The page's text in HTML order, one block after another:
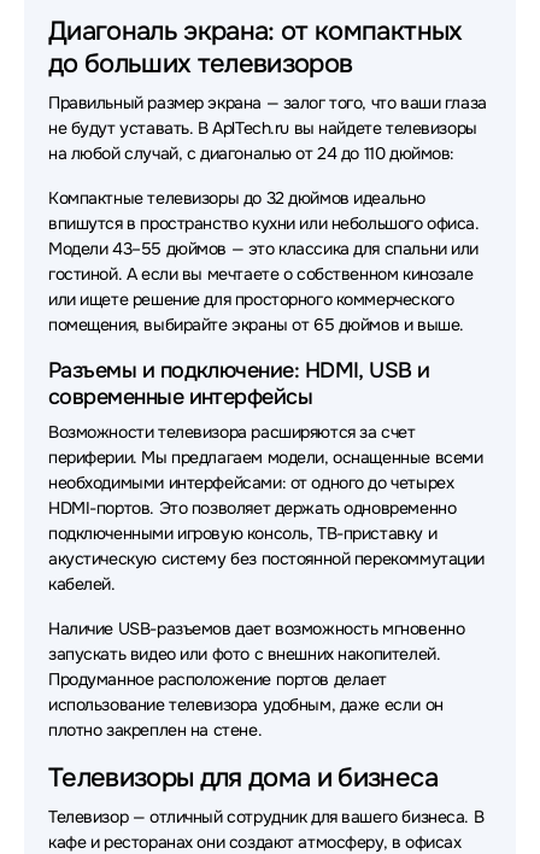
Диагональ экрана: от компактных
до больших телевизоров
Правильный размер экрана — залог того, что ваши глаза
не будут уставать. В AplTech.ru вы найдете телевизоры
на любой случай, с диагональю от 24 до 110 дюймов:
Компактные телевизоры до 32 дюймов идеально
впишутся в пространство кухни или небольшого офиса.
Модели 43–55 дюймов — это классика для спальни или
гостиной. А если вы мечтаете о собственном кинозале
или ищете решение для просторного коммерческого
помещения, выбирайте экраны от 65 дюймов и выше.
Разъемы и подключение: HDMI, USB и
современные интерфейсы
Возможности телевизора расширяются за счет
периферии. Мы предлагаем модели, оснащенные всеми
необходимыми интерфейсами: от одного до четырех
HDMI-портов. Это позволяет держать одновременно
подключенными игровую консоль, ТВ-приставку и
акустическую систему без постоянной перекоммутации
кабелей.
Наличие USB-разъемов дает возможность мгновенно
запускать видео или фото с внешних накопителей.
Продуманное расположение портов делает
использование телевизора удобным, даже если он
плотно закреплен на стене.
Телевизоры для дома и бизнеса
Телевизор — отличный сотрудник для вашего бизнеса. В
кафе и ресторанах они создают атмосферу, в офисах